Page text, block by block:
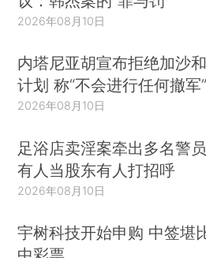
2026年08月10日
内塔尼亚胡宣布拒绝加沙
计划 称“不会进行任何撤军”
2026年08月10日
足浴店卖淫案牵出多名警员
有人当股东有人打招呼
2026年08月10日
宇树科技开始申购 中签堪